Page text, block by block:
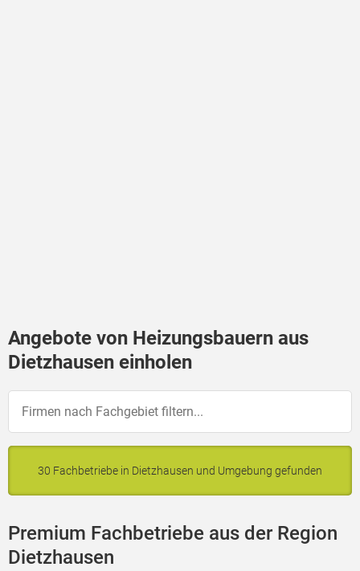
Angebote von Heizungsbauern aus
Dietzhausen einholen
30 Fachbetriebe in Dietzhausen und Umgebung gefunden
Premium Fachbetriebe aus der Region
Dietzhausen